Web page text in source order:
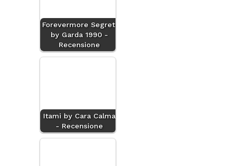
Forevermore Segreti
by Garda 1990 -
Recensione
Itami by Cara Calma
- Recensione